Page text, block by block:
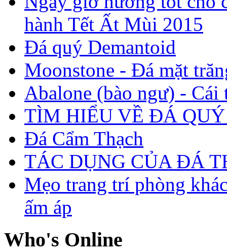
hành Tết Ất Mùi 2015
Đá quý Demantoid
Moonstone - Đá mặt
Abalone (bào ngư) - Cái
TÌM HIỂU VỀ ĐÁ QUÝ
Đá Cẩm Thạch
TÁC DỤNG CỦA ĐÁ
Mẹo trang trí phòng
ấm áp
Who's Online